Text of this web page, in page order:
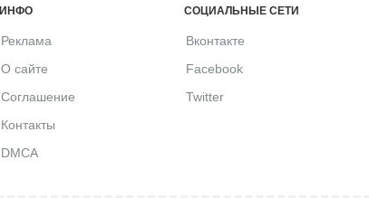
ИНФО
Реклама
О сайте
Соглашение
Контакты
DMCA
СОЦИАЛЬНЫЕ СЕТИ
Вконтакте
Facebook
Twitter